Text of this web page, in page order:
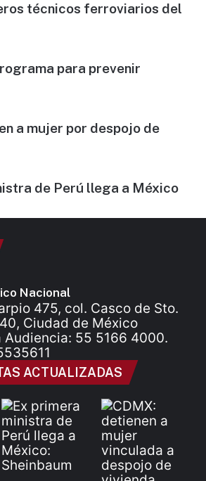
técnicos ferroviarios del
para prevenir
a mujer por despojo de
de Perú llega a México
Nacional
475, col. Casco de Sto.
Ciudad de México
Audiencia: 55 5166 4000.
ACTUALIZADAS